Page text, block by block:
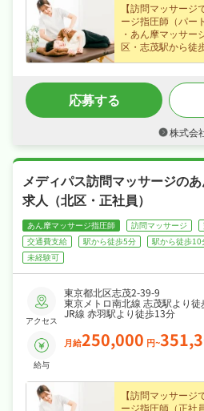
【訪問マッサー
ージ指圧師（パー
・あん摩マッサー
区・志茂駅から徒
・パート・アルバ
スタイルに合わせ
・シフト制でメ
・社会保険完備
応募する
株式会
メディパス訪問マッサージの
求人（北区・正社員）
あん摩マッサージ指圧師 訪問マッサージ
交通費支給
駅から徒歩5分 駅から徒歩10
未経験可
アクセス
東京都北区志茂2-39-9
東京メトロ南北線 志茂駅より徒
JR線 赤羽駅より徒歩13分
給与
月給250,000 円~
【訪問マッサー
ージ指圧師（正社